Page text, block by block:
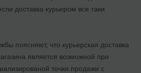
доставка курьером все таки
поясняют, что курьерская доставка
является возможной при
точки продажи с